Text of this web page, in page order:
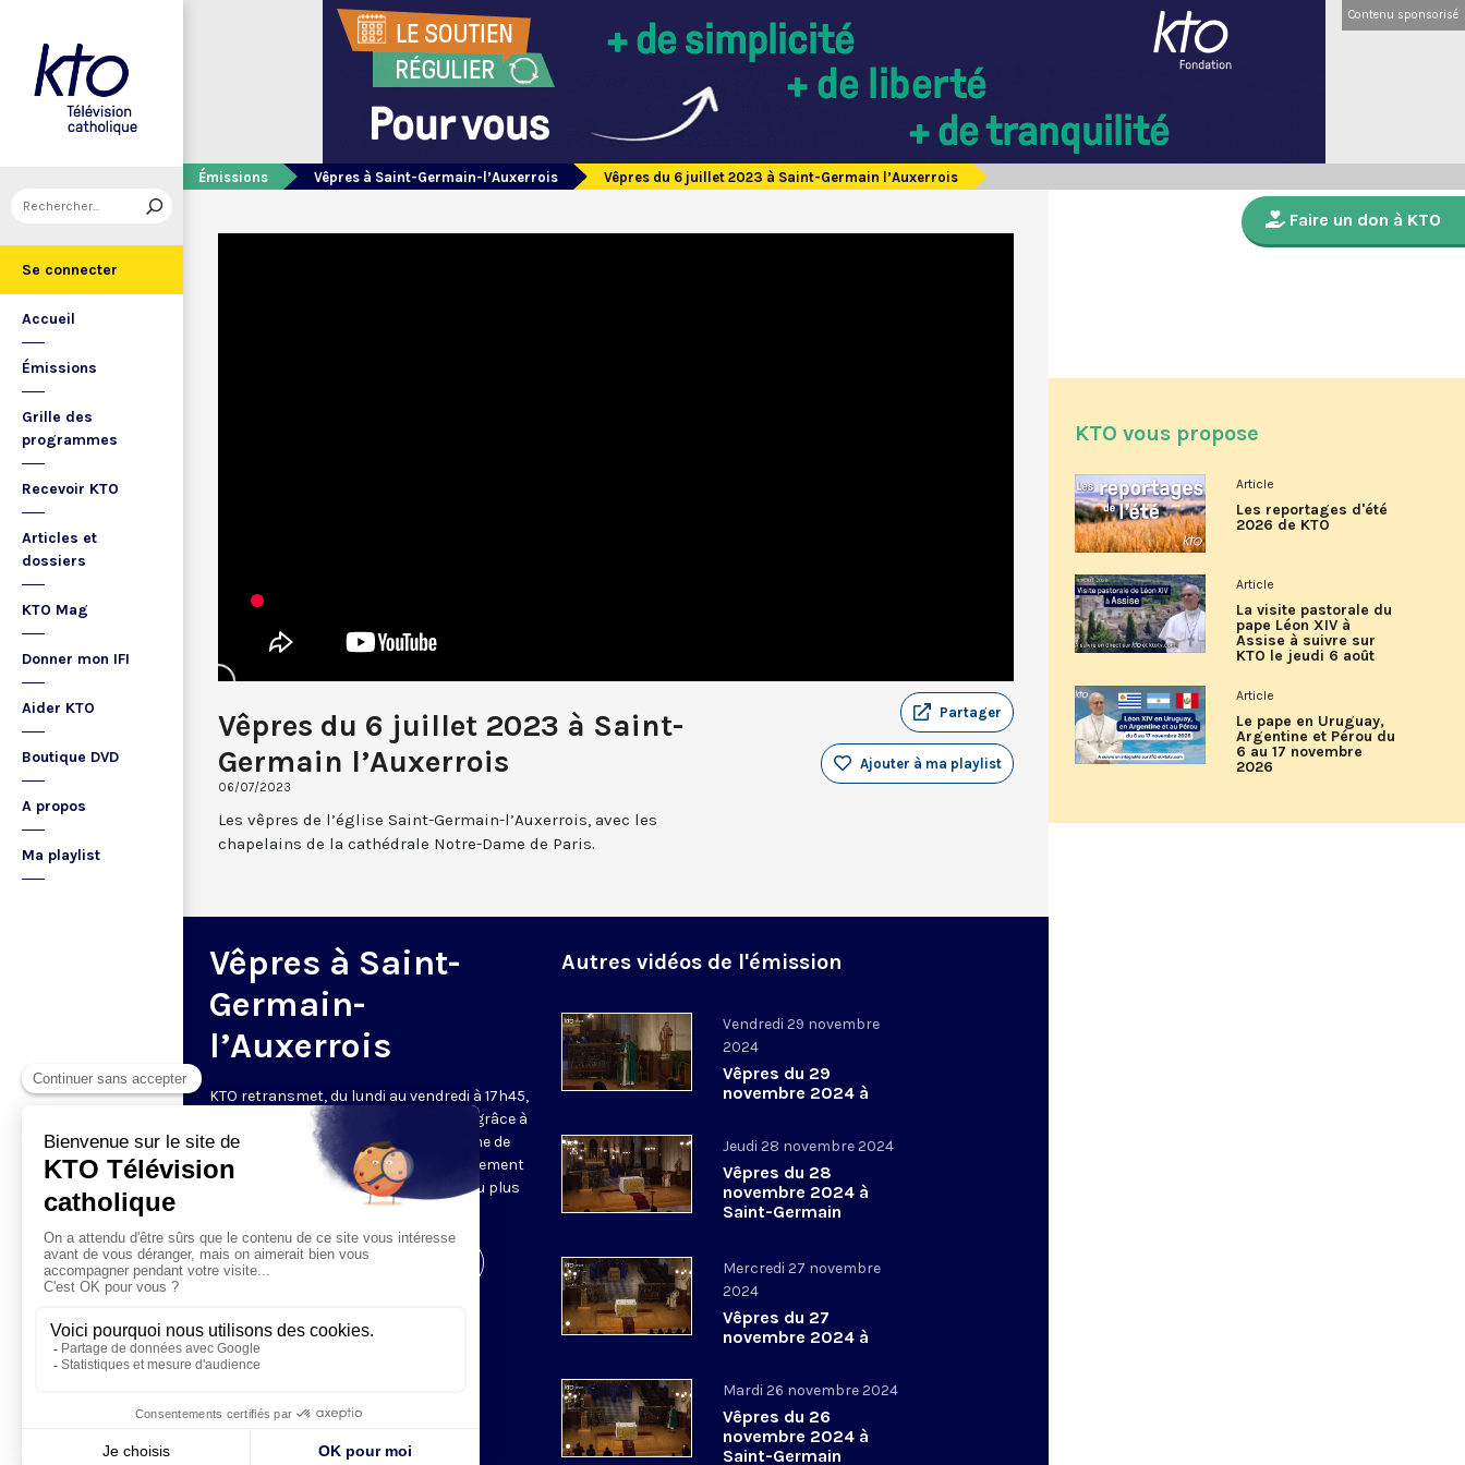
Se connecter
Accueil
Émissions
Grille des
programmes
Recevoir KTO
Articles et
dossiers
KTO Mag
Donner mon IFI
Aider KTO
Boutique DVD
A propos
Ma playlist
Contenu sponsorisé
Émissions Vêpres à Saint-Germain-l’Auxerrois Vêpres du 6 juillet 2023 à Saint-Germain l’Auxerrois
Vêpres du 6 juillet 2023 à Saint-
Germain l’Auxerrois
06/07/2023
Partager
Ajouter à ma playlist
Les vêpres de l’église Saint-Germain-l’Auxerrois, avec les
chapelains de la cathédrale Notre-Dame de Paris.
Vêpres à Saint-
Germain-
l’Auxerrois
KTO retransmet, du lundi au vendredi à 17h45,
les vêpres en direct de Saint-Germain grâce à
une technologie innovante : un système de
captation multicaméra en direct totalement
automatisé, qui offre une réalisation au plus
près de la célébration.
Visiter la page de l'émission
Autres vidéos de l'émission
Vendredi 29 novembre
2024
Vêpres du 29
novembre 2024 à
Jeudi 28 novembre 2024
Vêpres du 28
novembre 2024 à
Saint-Germain
Mercredi 27 novembre
2024
Vêpres du 27
novembre 2024 à
Mardi 26 novembre 2024
Vêpres du 26
novembre 2024 à
Saint-Germain
Faire un don à KTO
KTO vous propose
Article
Les reportages d'été
2026 de KTO
Article
La visite pastorale du
pape Léon XIV à
Assise à suivre sur
KTO le jeudi 6 août
Article
Le pape en Uruguay,
Argentine et Pérou du
6 au 17 novembre
2026